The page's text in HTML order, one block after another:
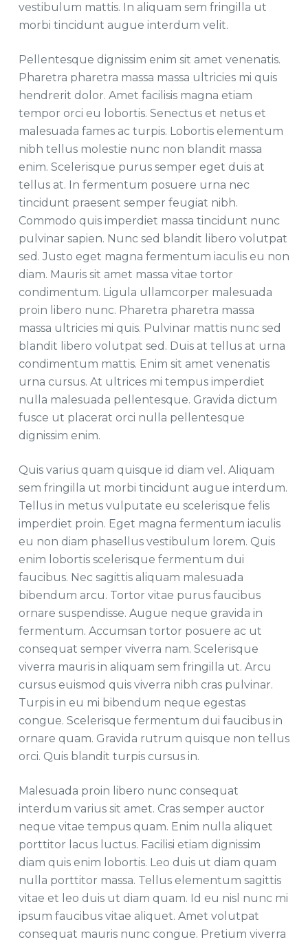
vestibulum mattis. In aliquam sem fringilla ut
morbi tincidunt augue interdum velit.
Pellentesque dignissim enim sit amet venenatis.
Pharetra pharetra massa massa ultricies mi quis
hendrerit dolor. Amet facilisis magna etiam
tempor orci eu lobortis. Senectus et netus et
malesuada fames ac turpis. Lobortis elementum
nibh tellus molestie nunc non blandit massa
enim. Scelerisque purus semper eget duis at
tellus at. In fermentum posuere urna nec
tincidunt praesent semper feugiat nibh.
Commodo quis imperdiet massa tincidunt nunc
pulvinar sapien. Nunc sed blandit libero volutpat
sed. Justo eget magna fermentum iaculis eu non
diam. Mauris sit amet massa vitae tortor
condimentum. Ligula ullamcorper malesuada
proin libero nunc. Pharetra pharetra massa
massa ultricies mi quis. Pulvinar mattis nunc sed
blandit libero volutpat sed. Duis at tellus at urna
condimentum mattis. Enim sit amet venenatis
urna cursus. At ultrices mi tempus imperdiet
nulla malesuada pellentesque. Gravida dictum
fusce ut placerat orci nulla pellentesque
dignissim enim.
Quis varius quam quisque id diam vel. Aliquam
sem fringilla ut morbi tincidunt augue interdum.
Tellus in metus vulputate eu scelerisque felis
imperdiet proin. Eget magna fermentum iaculis
eu non diam phasellus vestibulum lorem. Quis
enim lobortis scelerisque fermentum dui
faucibus. Nec sagittis aliquam malesuada
bibendum arcu. Tortor vitae purus faucibus
ornare suspendisse. Augue neque gravida in
fermentum. Accumsan tortor posuere ac ut
consequat semper viverra nam. Scelerisque
viverra mauris in aliquam sem fringilla ut. Arcu
cursus euismod quis viverra nibh cras pulvinar.
Turpis in eu mi bibendum neque egestas
congue. Scelerisque fermentum dui faucibus in
ornare quam. Gravida rutrum quisque non tellus
orci. Quis blandit turpis cursus in.
Malesuada proin libero nunc consequat
interdum varius sit amet. Cras semper auctor
neque vitae tempus quam. Enim nulla aliquet
porttitor lacus luctus. Facilisi etiam dignissim
diam quis enim lobortis. Leo duis ut diam quam
nulla porttitor massa. Tellus elementum sagittis
vitae et leo duis ut diam quam. Id eu nisl nunc mi
ipsum faucibus vitae aliquet. Amet volutpat
consequat mauris nunc congue. Pretium viverra